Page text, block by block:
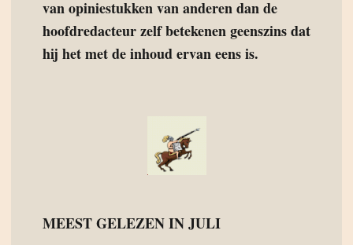
van opiniestukken van anderen dan de
hoofdredacteur zelf betekenen geenszins dat
hij het met de inhoud ervan eens is.
MEEST GELEZEN IN JULI